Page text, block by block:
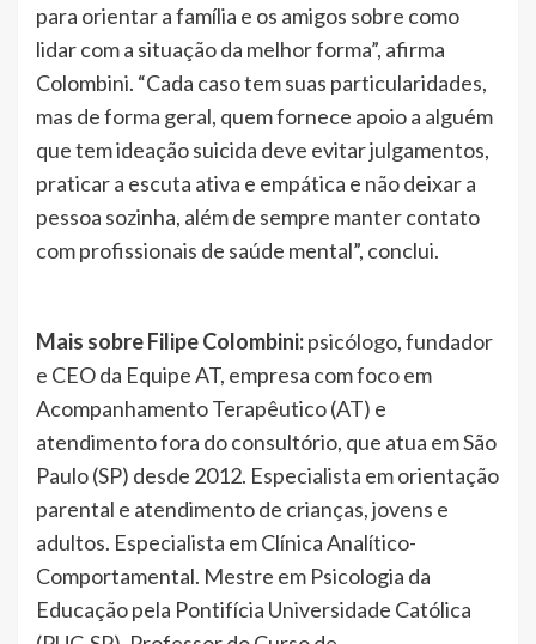
para orientar a família e os amigos sobre como
lidar com a situação da melhor forma”, afirma
Colombini. “Cada caso tem suas particularidades,
mas de forma geral, quem fornece apoio a alguém
que tem ideação suicida deve evitar julgamentos,
praticar a escuta ativa e empática e não deixar a
pessoa sozinha, além de sempre manter contato
com profissionais de saúde mental”, conclui.
Mais sobre Filipe Colombini:psicólogo, fundador
e CEO da Equipe AT, empresa com foco em
Acompanhamento Terapêutico (AT) e
atendimento fora do consultório, que atua em São
Paulo (SP) desde 2012. Especialista em orientação
parental e atendimento de crianças, jovens e
adultos. Especialista em Clínica Analítico-
Comportamental. Mestre em Psicologia da
Educação pela Pontifícia Universidade Católica